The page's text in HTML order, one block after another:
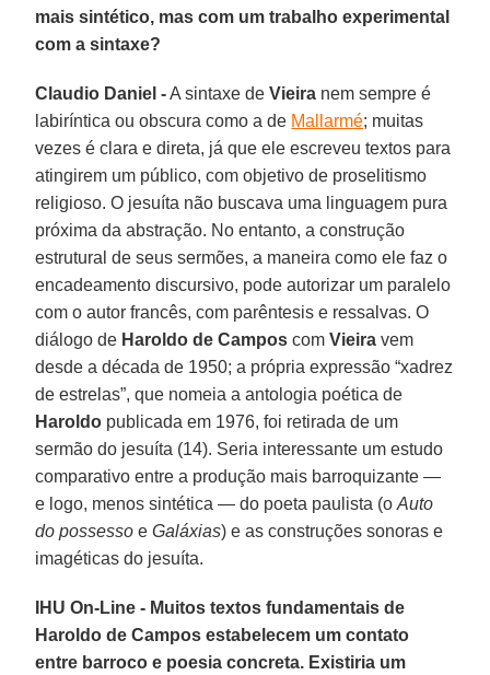
mais sintético, mas com um trabalho experimental
com a sintaxe?
Claudio Daniel -A sintaxe deVieira nem sempre é
labiríntica ou obscura como a de Mallarmé; muitas
vezes é clara e direta, já que ele escreveu textos para
atingirem um público, com objetivo de proselitismo
religioso. O jesuíta não buscava uma linguagem pura
próxima da abstração. No entanto, a construção
estrutural de seus sermões, a maneira como ele faz o
encadeamento discursivo, pode autorizar um paralelo
com o autor francês, com parêntesis e ressalvas. O
diálogo de Haroldo de Campos comVieira vem
desde a década de 1950; a própria expressão “xadrez
de estrelas”, que nomeia a antologia poética de
Haroldo publicada em 1976, foi retirada de um
sermão do jesuíta (14). Seria interessante um estudo
comparativo entre a produção mais barroquizante —
e logo, menos sintética — do poeta paulista (oAuto
do possesso eGaláxias) e as construções sonoras e
imagéticas do jesuíta.
IHU On-Line - Muitos textos fundamentais de
Haroldo de Campos estabelecem um contato
entre barroco e poesia concreta. Existiria um